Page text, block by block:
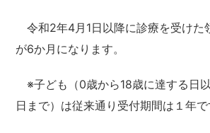
令和2年4月1日以降に診療を受けた
が6か月になります。
※子ども（0歳から18歳に達する日
日まで）は従来通り受付期間は１年で